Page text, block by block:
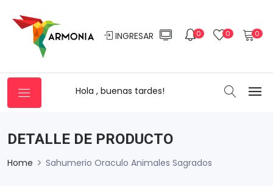
INGRESAR 0 0 0
Hola , buenas tardes!
DETALLE DE PRODUCTO
Home Sahumerio Oraculo Animales Sagrados